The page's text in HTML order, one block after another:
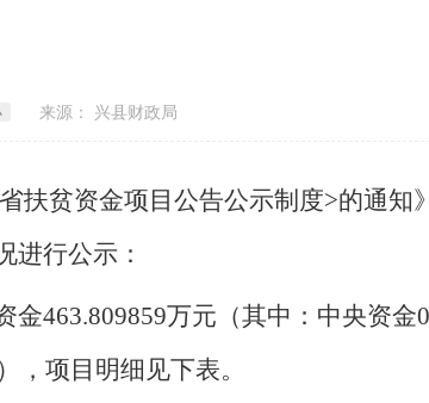
来源： 兴县财政局
扶贫资金项目公告公示制度>的通知》
进行公示：
金463.809859万元（其中：中央资金
，项目明细见下表。